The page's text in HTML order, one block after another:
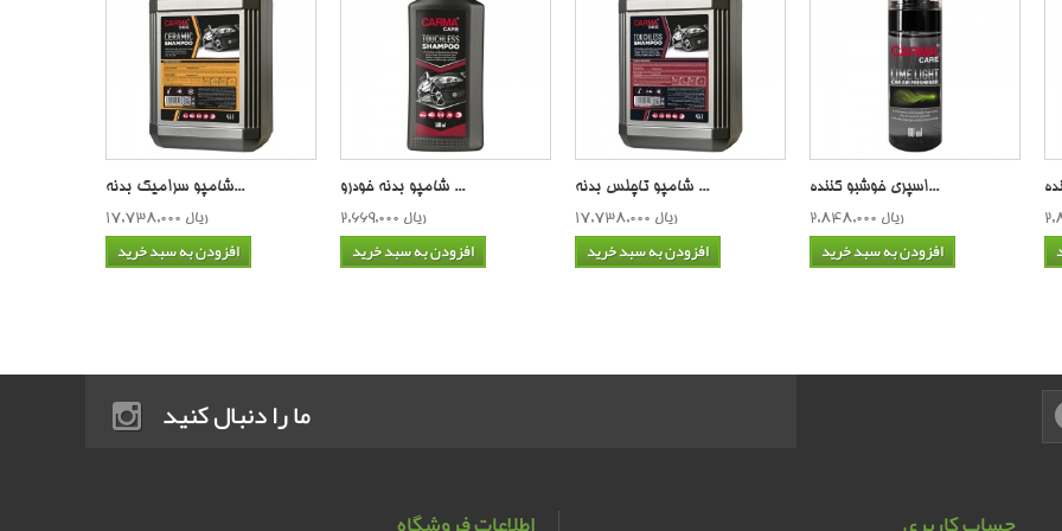
شامپو سرامیک بدنه...
17,738,000 ریال
افزودن به سبد خرید
شامپو بدنه خودرو ...
2,669,000 ریال
افزودن به سبد خرید
شامپو تاچلس بدنه ...
17,738,000 ریال
افزودن به سبد خرید
اسپری خوشبو كننده...
2,848,000 ریال
افزودن به سبد خرید
ما را دنبال کنید